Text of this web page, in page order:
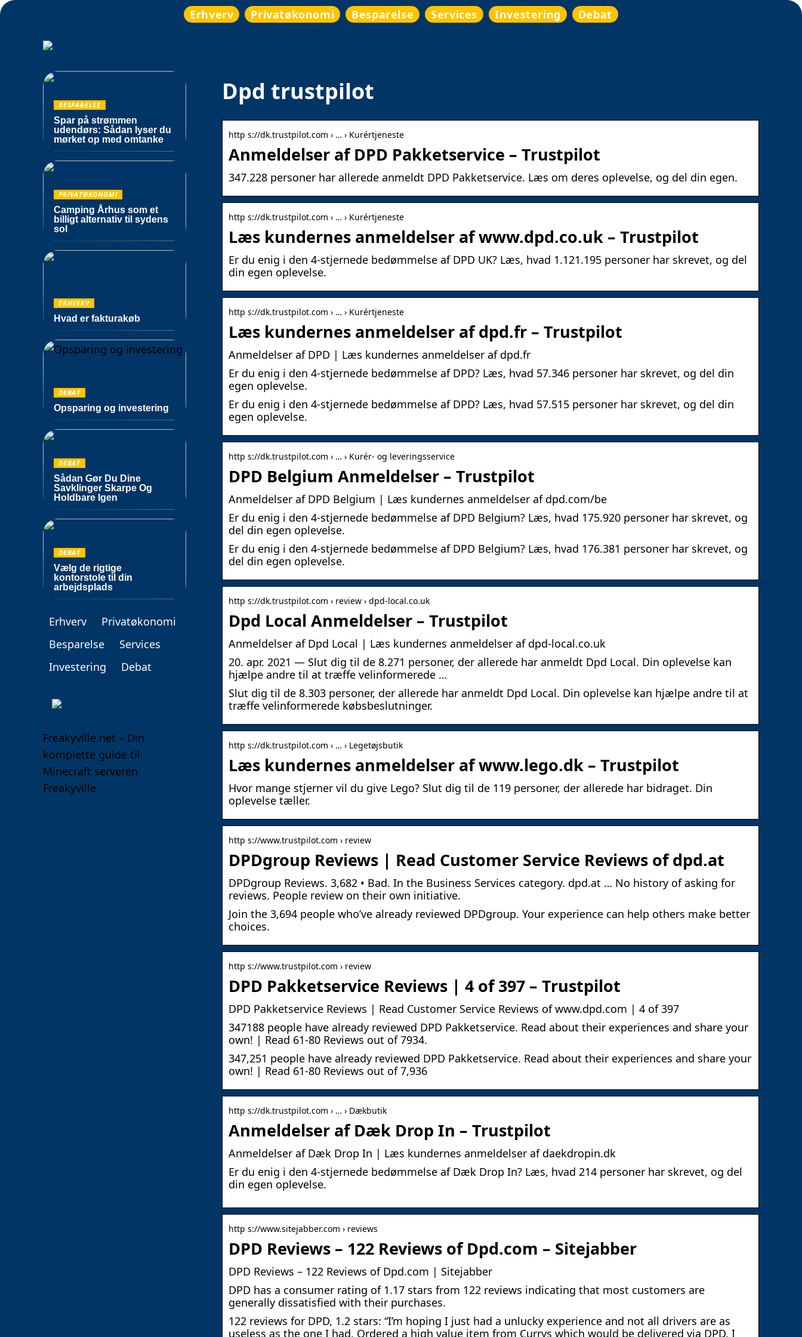
Erhverv Privatøkonomi Besparelse Services Investering Debat
Dpd trustpilot
http s://dk.trustpilot.com › … › Kurértjeneste
Anmeldelser af DPD Pakketservice – Trustpilot
347.228 personer har allerede anmeldt DPD Pakketservice. Læs om deres oplevelse, og del din egen.
http s://dk.trustpilot.com › … › Kurértjeneste
Læs kundernes anmeldelser af www.dpd.co.uk – Trustpilot
Er du enig i den 4-stjernede bedømmelse af DPD UK? Læs, hvad 1.121.195 personer har skrevet, og del
din egen oplevelse.
http s://dk.trustpilot.com › … › Kurértjeneste
Læs kundernes anmeldelser af dpd.fr – Trustpilot
Anmeldelser af DPD | Læs kundernes anmeldelser af dpd.fr
Er du enig i den 4-stjernede bedømmelse af DPD? Læs, hvad 57.346 personer har skrevet, og del din
egen oplevelse.
Er du enig i den 4-stjernede bedømmelse af DPD? Læs, hvad 57.515 personer har skrevet, og del din
egen oplevelse.
http s://dk.trustpilot.com › … › Kurér- og leveringsservice
DPD Belgium Anmeldelser – Trustpilot
Anmeldelser af DPD Belgium | Læs kundernes anmeldelser af dpd.com/be
Er du enig i den 4-stjernede bedømmelse af DPD Belgium? Læs, hvad 175.920 personer har skrevet, og
del din egen oplevelse.
Er du enig i den 4-stjernede bedømmelse af DPD Belgium? Læs, hvad 176.381 personer har skrevet, og
del din egen oplevelse.
http s://dk.trustpilot.com › review › dpd-local.co.uk
Dpd Local Anmeldelser – Trustpilot
Anmeldelser af Dpd Local | Læs kundernes anmeldelser af dpd-local.co.uk
20. apr. 2021 — Slut dig til de 8.271 personer, der allerede har anmeldt Dpd Local. Din oplevelse kan
hjælpe andre til at træffe velinformerede …
Slut dig til de 8.303 personer, der allerede har anmeldt Dpd Local. Din oplevelse kan hjælpe andre til at
træffe velinformerede købsbeslutninger.
http s://dk.trustpilot.com › … › Legetøjsbutik
Læs kundernes anmeldelser af www.lego.dk – Trustpilot
Hvor mange stjerner vil du give Lego? Slut dig til de 119 personer, der allerede har bidraget. Din
oplevelse tæller.
http s://www.trustpilot.com › review
DPDgroup Reviews | Read Customer Service Reviews of dpd.at
DPDgroup Reviews. 3,682 • Bad. In the Business Services category. dpd.at … No history of asking for
reviews. People review on their own initiative.
Join the 3,694 people who’ve already reviewed DPDgroup. Your experience can help others make better
choices.
http s://www.trustpilot.com › review
DPD Pakketservice Reviews | 4 of 397 – Trustpilot
DPD Pakketservice Reviews | Read Customer Service Reviews of www.dpd.com | 4 of 397
347188 people have already reviewed DPD Pakketservice. Read about their experiences and share your
own! | Read 61-80 Reviews out of 7934.
347,251 people have already reviewed DPD Pakketservice. Read about their experiences and share your
own! | Read 61-80 Reviews out of 7,936
http s://dk.trustpilot.com › … › Dækbutik
Anmeldelser af Dæk Drop In – Trustpilot
Anmeldelser af Dæk Drop In | Læs kundernes anmeldelser af daekdropin.dk
Er du enig i den 4-stjernede bedømmelse af Dæk Drop In? Læs, hvad 214 personer har skrevet, og del
din egen oplevelse.
http s://www.sitejabber.com › reviews
DPD Reviews – 122 Reviews of Dpd.com – Sitejabber
DPD Reviews – 122 Reviews of Dpd.com | Sitejabber
DPD has a consumer rating of 1.17 stars from 122 reviews indicating that most customers are
generally dissatisfied with their purchases.
122 reviews for DPD, 1.2 stars: “I’m hoping I just had a unlucky experience and not all drivers are as
useless as the one I had. Ordered a high value item from Currys which would be delivered via DPD. I
BESPARELSE
Spar på strømmen
udendørs: Sådan lyser du
mørket op med omtanke
PRIVATØKONOMI
Camping Århus som et
billigt alternativ til sydens
sol
ERHVERV
Hvad er fakturakøb
DEBAT
Opsparing og investering
DEBAT
Sådan Gør Du Dine
Savklinger Skarpe Og
Holdbare Igen
DEBAT
Vælg de rigtige
kontorstole til din
arbejdsplads
Erhverv
Privatøkonomi
Besparelse
Services
Investering
Debat
Freakyville.net – Din
komplette guide til
Minecraft serveren
Freakyville